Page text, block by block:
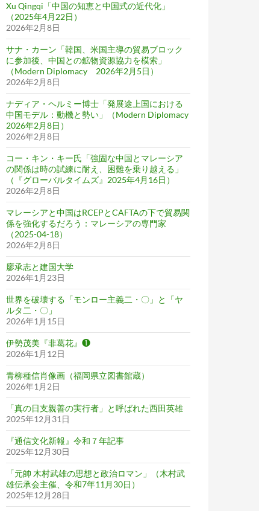
Xu Qingqi「中国の知恵と中国式の近代化」
（2025年4月22日）
2026年2月8日
サナ・カーン「韓国、米国主導の貿易ブロック
に参加後、中国との鉱物資源協力を模索」
（Modern Diplomacy 2026年2月5日）
2026年2月8日
ナディア・ヘルミー博士「発展途上国における
中国モデル：動機と勢い」（Modern Diplomacy
2026年2月8日）
2026年2月8日
コー・キン・キー氏「強固な中国とマレーシア
の関係は時の試練に耐え、困難を乗り越える」
（『グローバルタイムズ』2025年4月16日）
2026年2月8日
マレーシアと中国はRCEPとCAFTAの下で貿易関
係を強化するだろう：マレーシアの専門家
（2025-04-18）
2026年2月8日
廖承志と建国大学
2026年1月23日
世界を破壊する「モンロー主義二・〇」と「ヤ
ルタ二・〇」
2026年1月15日
伊勢茂美『非葛花』❶
2026年1月12日
青柳種信肖像画（福岡県立図書館蔵）
2026年1月2日
「真の日支親善の実行者」と呼ばれた西田英雄
2025年12月31日
『通信文化新報』令和７年記事
2025年12月30日
「元帥 木村武雄の思想と政治ロマン」（木村武
雄伝承会主催、令和7年11月30日）
2025年12月28日